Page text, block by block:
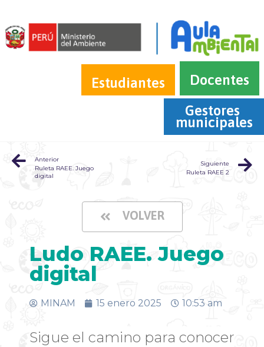
Estudiantes
Docentes
Gestores
municipales
Anterior
Ruleta RAEE. Juego
digital
Siguiente
Ruleta RAEE 2
VOLVER
Ludo RAEE. Juego
digital
MINAM 15 enero 2025 10:53 am
Sigue el camino para conocer